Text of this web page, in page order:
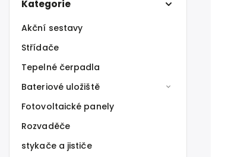
Kategorie
Akční sestavy
Střídače
Tepelné čerpadla
Bateriové uložiště
Fotovoltaické panely
Rozvaděče
stykače a jističe